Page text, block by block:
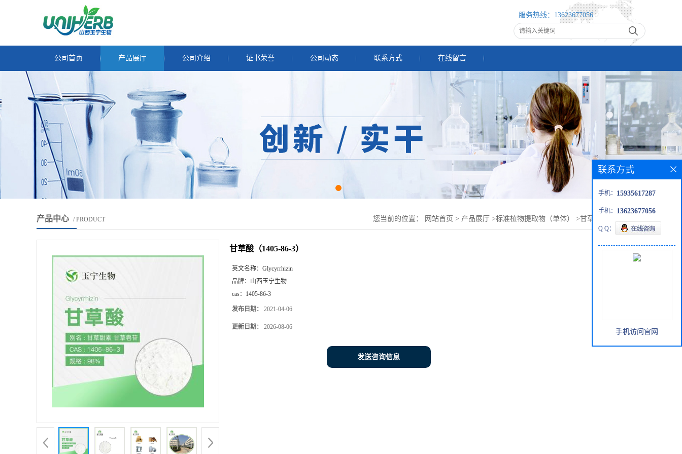
服务热线： 13623677056
公司首页 产品展厅 公司介绍 证书荣誉 公司动态 联系方式 在线留言
产品中心 / PRODUCT 您当前的位置： 网站首页 > 产品展厅 >标准植物提取物（单体） >甘草酸（1405-86-3）
甘草酸（1405-86-3）
英文名称： Glycyrrhizin
品牌： 山西玉宁生物
cas： 1405-86-3
发布日期： 2021-04-06
更新日期： 2026-08-06
发送咨询信息
联系方式
手机： 15935617287
手机： 13623677056
Q Q：
手机访问官网